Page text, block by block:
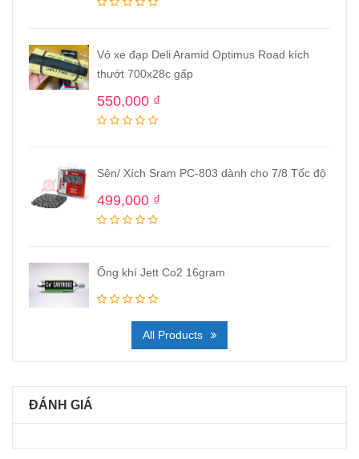
Vỏ xe đạp Deli Aramid Optimus Road kích
thướt 700x28c gấp
550,000 ₫
Sên/ Xích Sram PC-803 dành cho 7/8 Tốc độ
499,000 ₫
Ống khí Jett Co2 16gram
All Products
ĐÁNH GIÁ